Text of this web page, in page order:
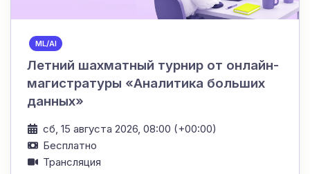
ML/AI
Летний шахматный турнир от онлайн-
магистратуры «Аналитика больших
данных»
сб, 15 августа 2026, 08:00 (+00:00)
Бесплатно
Трансляция